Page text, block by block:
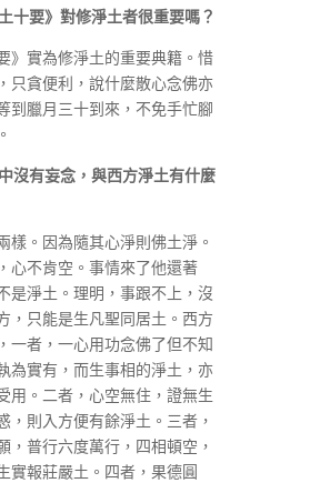
十要》對修淨土者很重要嗎？
》實為修淨土的重要典籍。惜
只貪便利，說什麼散心念佛亦
到臘月三十到來，不免手忙腳
沒有妄念，與西方淨土有什麼
樣。因為隨其心淨則佛土淨。
心不肯空。事情來了他還著
是淨土。理明，事跟不上，沒
，只能是生凡聖同居土。西方
一者，一心用功念佛了但不知
為實有，而生事相的淨土，亦
用。二者，心空無住，證無生
，則入方便有餘淨土。三者，
，普行六度萬行，四相頓空，
實報莊嚴土。四者，果德圓